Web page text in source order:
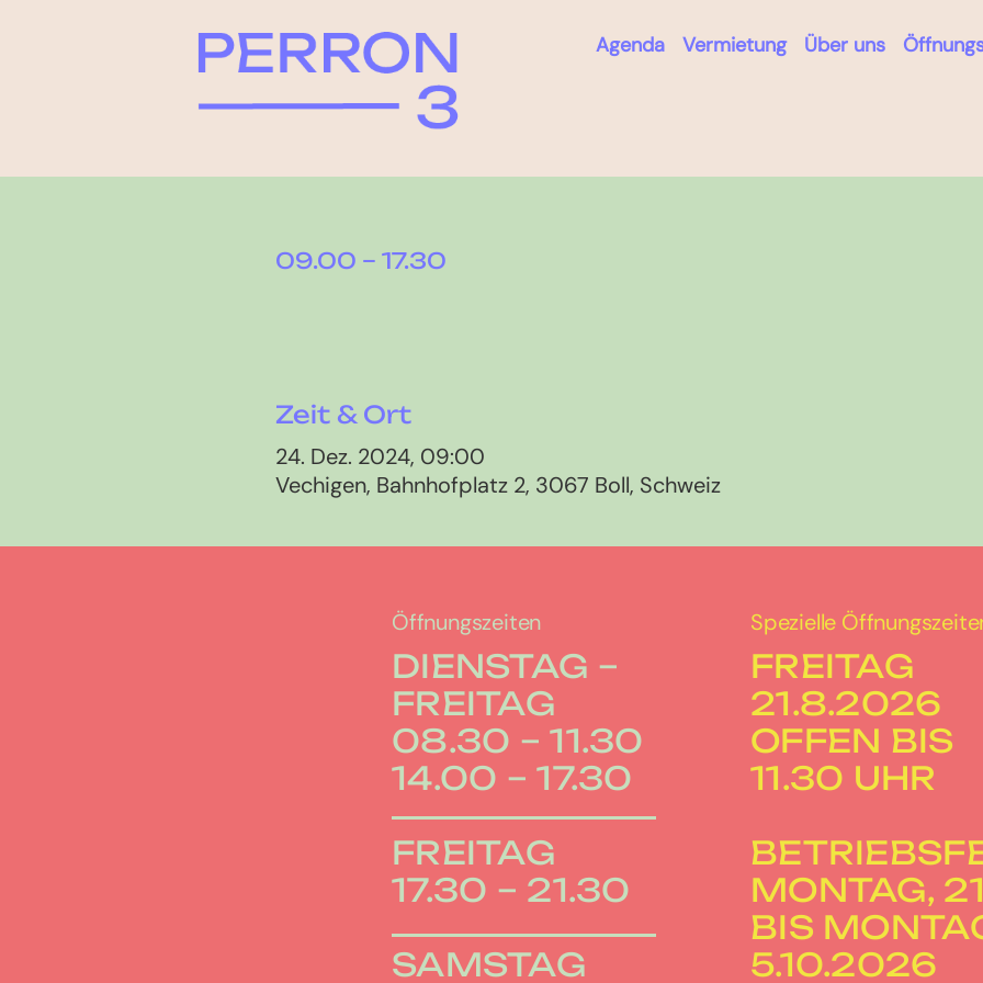
Agenda Vermietung Über uns
09.00 – 17.30
Zeit & Ort
24. Dez. 2024, 09:00
Vechigen, Bahnhofplatz 2, 3067 Boll, Schweiz
Öffnungszeiten Spezielle
DIENSTAG –
FREITAG
08.30 – 11.30
14.00 – 17.30
FREITAG
17.30 – 21.30
SAMSTAG
FREITAG
21.8.2026
OFFEN BIS
11.30 UHR
MONTAG,
BIS
5.10.2026